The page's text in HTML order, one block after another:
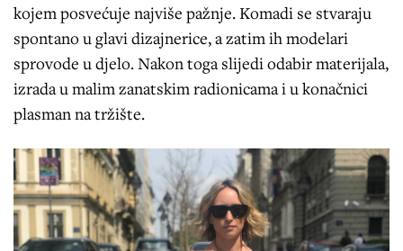
kojem posvećuje najviše pažnje. Komadi se stvaraju
spontano u glavi dizajnerice, a zatim ih modelari
sprovode u djelo. Nakon toga slijedi odabir materijala,
izrada u malim zanatskim radionicama i u konačnici
plasman na tržište.